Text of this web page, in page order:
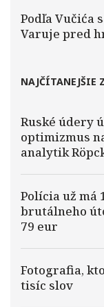
Podľa Vučića
Varuje pred
NAJČÍTANEJŠIE
Ruské údery
optimizmus
analytik
Polícia už má
brutálneho
79 eur
Fotografia,
tisíc slov